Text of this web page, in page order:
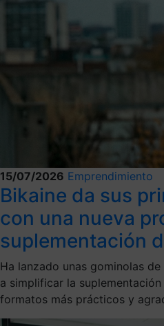
15/07/2026 Emprendimiento
Bikaine da sus
con una nueva
suplementación
Ha lanzado unas gominolas
a simplificar la
formatos más prácticos y